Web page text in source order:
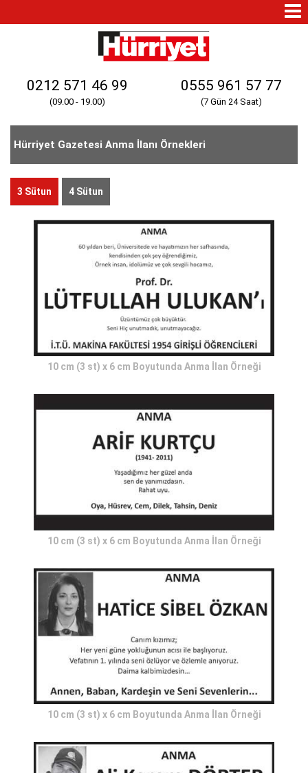
0212 571 46 99
(09.00 - 19.00)
0555 961 57 77
(7 Gün 24 Saat)
Hürriyet Gazetesi Anma İlanı Örnekleri
3 Sütun 4 Sütun
10 cm (3 st) x 6 cm Boyutunda Anma İlan Örneği
10 cm (3 st) x 6 cm Boyutunda Anma İlan Örneği
10 cm (3 st) x 6 cm Boyutunda Anma İlan Örneği